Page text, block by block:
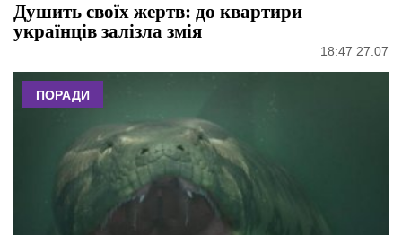
Душить своїх жертв: до квартири
українців залізла змія
18:47 27.07
ПОРАДИ